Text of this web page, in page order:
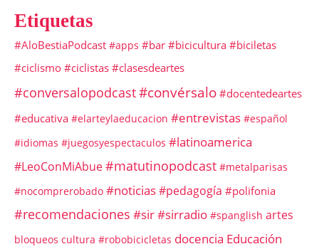
Etiquetas
#AloBestiaPodcast #apps #bar #bicicultura #biciletas
#ciclismo #ciclistas #clasesdeartes
#conversalopodcast#convérsalo #docentedeartes
#educativa #elarteylaeducacion #entrevistas #español
#idiomas #juegosyespectaculos #latinoamerica
#LeoConMiAbue#matutinopodcast #metalparisas
#nocomprerobado #noticias#pedagogía #polifonia
#recomendaciones #sir#sirradio #spanglish artes
bloqueos cultura #robobicicletas docencia Educación